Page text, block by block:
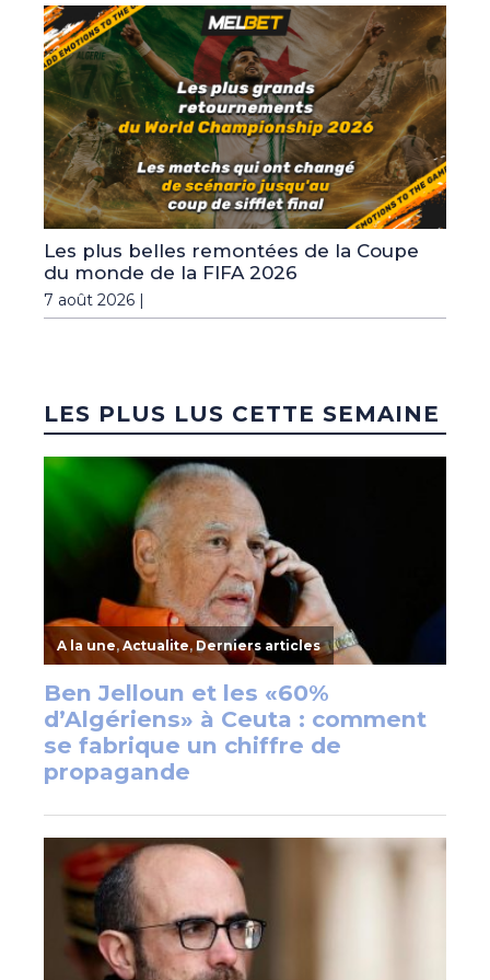
Les plus belles remontées de la Coupe
du monde de la FIFA 2026
7 août 2026 |
LES PLUS LUS CETTE SEMAINE